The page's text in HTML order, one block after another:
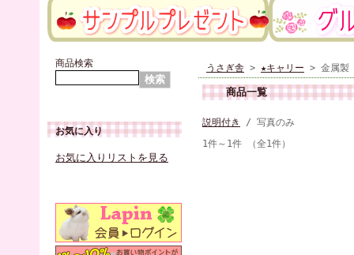
商品検索
お気に入り
お気に入りリストを見る
うさぎ舎 > ★キャリー > 金属製
商品一覧
説明付き
/ 写真のみ
1件～1件 （全1件）